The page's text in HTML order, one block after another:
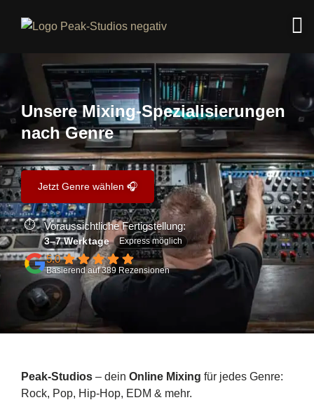
Unsere Mixing-Spezialisierungen
nach Genre
Jetzt Genre wählen 🎧
Voraussichtliche Fertigstellung:
3–7 Werktage Express möglich
5.0
Basierend auf 389 Rezensionen
Peak-Studios – dein Online Mixing für jedes Genre:
Rock, Pop, Hip-Hop, EDM & mehr.